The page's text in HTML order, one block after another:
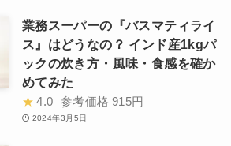
業務スーパーの『バスマティライ
ス』はどうなの？ インド産1kgパ
ックの炊き方・風味・食感を確か
めてみた
★ 4.0 参考価格 915円
2024年3月5日